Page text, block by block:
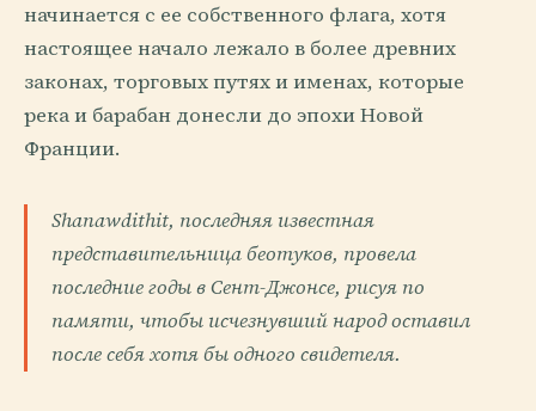
начинается с ее собственного флага, хотя
настоящее начало лежало в более древних
законах, торговых путях и именах, которые
река и барабан донесли до эпохи Новой
Франции.
Shanawdithit, последняя известная
представительница беотуков, провела
последние годы в Сент-Джонсе, рисуя по
памяти, чтобы исчезнувший народ оставил
после себя хотя бы одного свидетеля.